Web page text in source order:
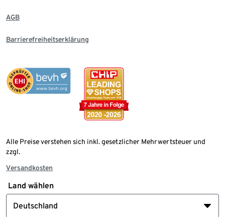
AGB
Barrierefreiheitserklärung
Alle Preise verstehen sich inkl. gesetzlicher Mehrwertsteuer und
zzgl.
Versandkosten
Land wählen
Deutschland